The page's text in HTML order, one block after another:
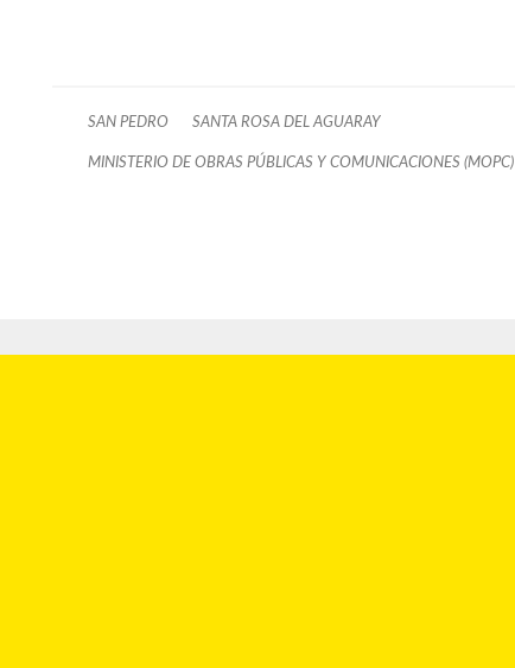
SAN PEDRO SANTA ROSA DEL AGUARAY
MINISTERIO DE OBRAS PÚBLICAS Y COMUNICACIONES (MOPC)